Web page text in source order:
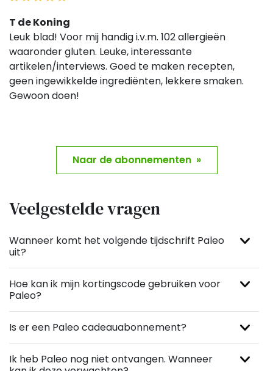
T de Koning
Leuk blad! Voor mij handig i.v.m. 102 allergieën
waaronder gluten. Leuke, interessante
artikelen/interviews. Goed te maken recepten,
geen ingewikkelde ingrediënten, lekkere smaken.
Gewoon doen!
Naar de abonnementen »
Veelgestelde vragen
Wanneer komt het volgende tijdschrift Paleo
uit?
Hoe kan ik mijn kortingscode gebruiken voor
Paleo?
Is er een Paleo cadeauabonnement?
Ik heb Paleo nog niet ontvangen. Wanneer